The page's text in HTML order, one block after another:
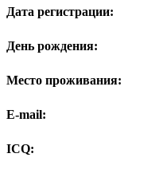
Дата регистрации:
День рождения:
Место проживания:
E-mail:
ICQ: